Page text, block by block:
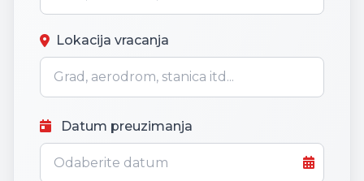
Lokacija vracanja
Datum preuzimanja